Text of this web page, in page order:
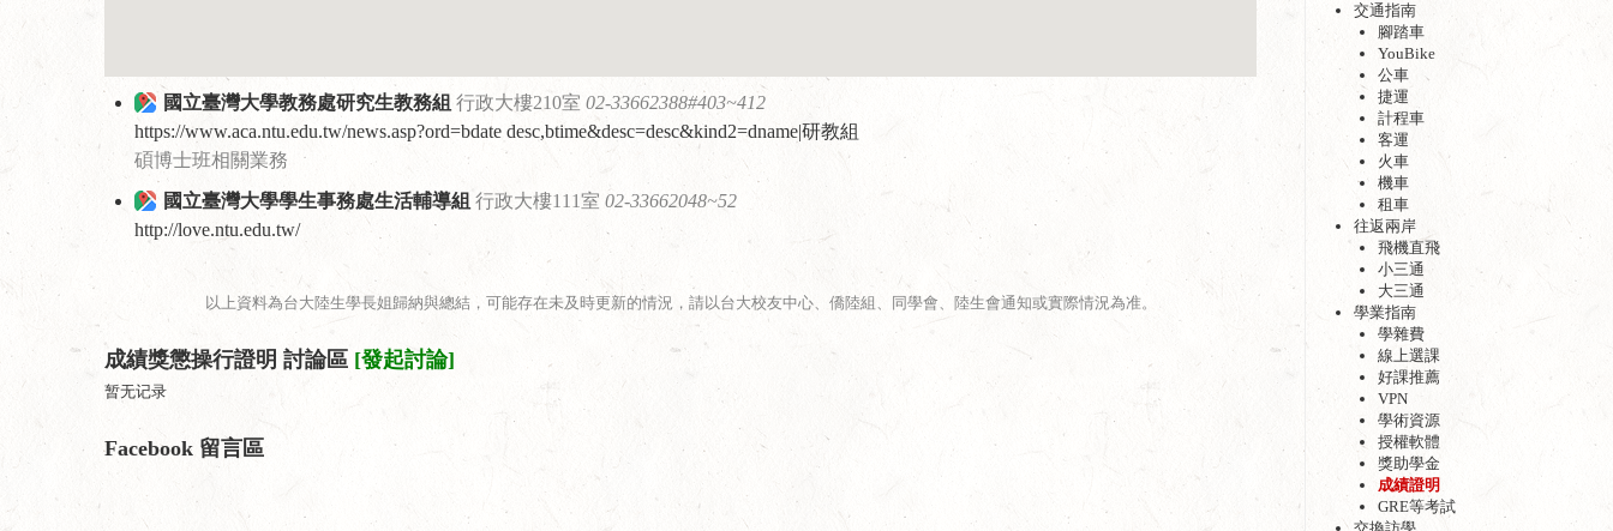
國立臺灣大學教務處研究生教務組 行政大樓210室 02-33662388#403~412
https://www.aca.ntu.edu.tw/news.asp?ord=bdate desc,btime&desc=desc&kind2=dname|研教組
碩博士班相關業務
國立臺灣大學學生事務處生活輔導組 行政大樓111室 02-33662048~52
http://love.ntu.edu.tw/
以上資料為台大陸生學長姐歸納與總結，可能存在未及時更新的情況，請以台大校友中心、僑陸組、同學會、陸生會通知或實際情況為准。
成績獎懲操行證明 討論區 [發起討論]
暂无记录
Facebook 留言區
交通指南
腳踏車
YouBike
公車
捷運
計程車
客運
火車
機車
租車
往返兩岸
飛機直飛
小三通
大三通
學業指南
學雜費
線上選課
好課推薦
VPN
學術資源
授權軟體
獎助學金
成績證明
GRE等考試